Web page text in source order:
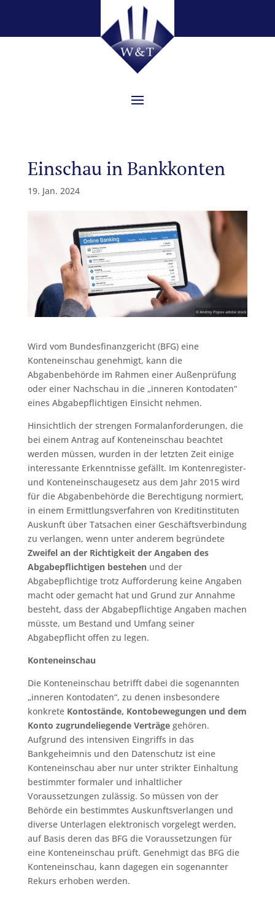
Einschau in Bankkonten
19. Jan. 2024
Wird vom Bundesfinanzgericht (BFG) eine
Konteneinschau genehmigt, kann die
Abgabenbehörde im Rahmen einer Außenprüfung
oder einer Nachschau in die „inneren Kontodaten“
eines Abgabepflichtigen Einsicht nehmen.
Hinsichtlich der strengen Formalanforderungen, die
bei einem Antrag auf Konteneinschau beachtet
werden müssen, wurden in der letzten Zeit einige
interessante Erkenntnisse gefällt. Im Kontenregister-
und Konteneinschaugesetz aus dem Jahr 2015 wird
für die Abgabenbehörde die Berechtigung normiert,
in einem Ermittlungsverfahren von Kreditinstituten
Auskunft über Tatsachen einer Geschäftsverbindung
zu verlangen, wenn unter anderem begründete
Zweifel an der Richtigkeit der Angaben des
Abgabepflichtigen bestehenund der
Abgabepflichtige trotz Aufforderung keine Angaben
macht oder gemacht hat und Grund zur Annahme
besteht, dass der Abgabepflichtige Angaben machen
müsste, um Bestand und Umfang seiner
Abgabepflicht offen zu legen.
Konteneinschau
Die Konteneinschau betrifft dabei die sogenannten
„inneren Kontodaten“, zu denen insbesondere
konkrete Kontostände, Kontobewegungen und dem
Konto zugrundeliegende Verträgegehören.
Aufgrund des intensiven Eingriffs in das
Bankgeheimnis und den Datenschutz ist eine
Konteneinschau aber nur unter strikter Einhaltung
bestimmter formaler und inhaltlicher
Voraussetzungen zulässig. So müssen von der
Behörde ein bestimmtes Auskunftsverlangen und
diverse Unterlagen elektronisch vorgelegt werden,
auf Basis deren das BFG die Voraussetzungen für
eine Konteneinschau prüft. Genehmigt das BFG die
Konteneinschau, kann dagegen ein sogenannter
Rekurs erhoben werden.